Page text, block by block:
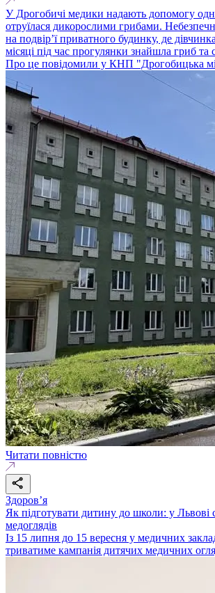
У Дрогобичі медики надають допомогу
отруїлася дикорослими грибами.
на подвір’ї приватного будинку, де
місяці під час прогулянки знайшла гриб та
Про це повідомили у КНП "Дрогобицька
Читати повністю
Здоровʼя
Як підготувати дитину до школи: у Львові
медоглядів
Із 15 липня до 15 вересня у медичних
триватиме кампанія дитячих медичних